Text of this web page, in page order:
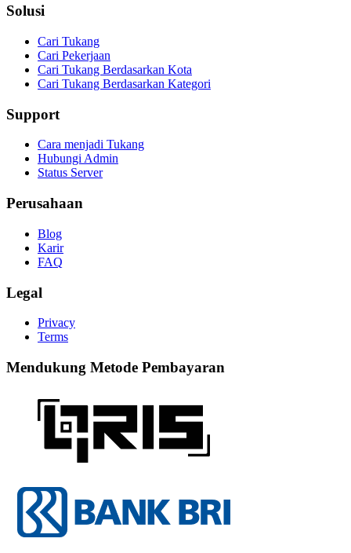
Solusi
Cari Tukang
Cari Pekerjaan
Cari Tukang Berdasarkan Kota
Cari Tukang Berdasarkan Kategori
Support
Cara menjadi Tukang
Hubungi Admin
Status Server
Perusahaan
Blog
Karir
FAQ
Legal
Privacy
Terms
Mendukung Metode Pembayaran